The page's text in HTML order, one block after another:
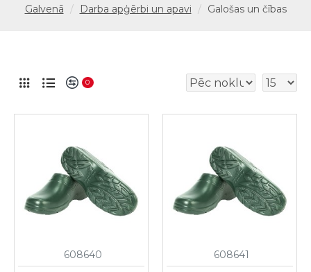
Galvenā Darba apģērbi un apavi Galošas un čības
0
608640 608641